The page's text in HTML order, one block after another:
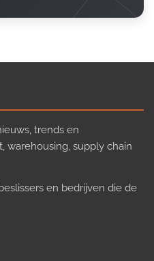
trends en
warehousing, supply chain
en bedrijven die de